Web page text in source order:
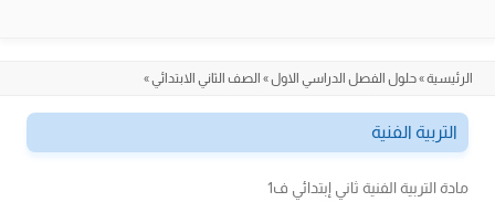
الرئيسية»حلول الفصل الدراسي الاول» الصف الثاني الابتدائي»
التربية الفنية
مادة التربية الفنية ثاني إبتدائي ف1